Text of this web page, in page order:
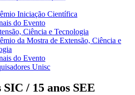
Iniciação Científica
do Evento
Ciência e Tecnologia
da Mostra de Extensão, Ciência e
do Evento
Unisc
/ 15 anos SEE